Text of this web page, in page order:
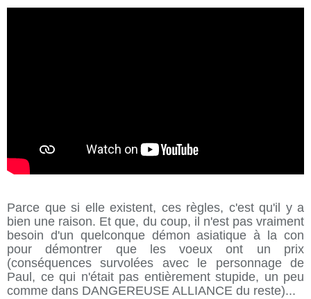
Parce que si elle existent, ces règles, c'est qu'il y a
bien une raison. Et que, du coup, il n'est pas vraiment
besoin d'un quelconque démon asiatique à la con
pour démontrer que les voeux ont un prix
(conséquences survolées avec le personnage de
Paul, ce qui n'était pas entièrement stupide, un peu
comme dans DANGEREUSE ALLIANCE du reste)...